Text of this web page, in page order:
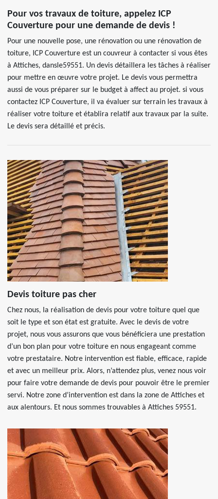
Pour vos travaux de toiture, appelez ICP
Couverture pour une demande de devis !
Pour une nouvelle pose, une rénovation ou une rénovation de
toiture, ICP Couverture est un couvreur à contacter si vous êtes
à Attiches, dansle59551. Un devis détaillera les tâches à réaliser
pour mettre en œuvre votre projet. Le devis vous permettra
aussi de vous préparer sur le budget à affect au projet. si vous
contactez ICP Couverture, il va évaluer sur terrain les travaux à
réaliser votre toiture et établira relatif aux travaux par la suite.
Le devis sera détaillé et précis.
Devis toiture pas cher
Chez nous, la réalisation de devis pour votre toiture quel que
soit le type et son état est gratuite. Avec le devis de votre
projet, nous vous assurons que vous bénéficiera une prestation
d’un bon plan pour votre toiture en nous engageant comme
votre prestataire. Notre intervention est fiable, efficace, rapide
et avec un meilleur prix. Alors, n’attendez plus, venez nous voir
pour faire votre demande de devis pour pouvoir être le premier
servi. Notre zone d’intervention est dans la zone de Attiches et
aux alentours. Et nous sommes trouvables à Attiches 59551.